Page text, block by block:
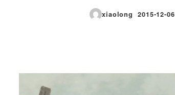
xiaolong
投稿日
2015-12-06